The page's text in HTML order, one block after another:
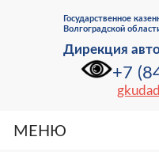
Государственное
Волгоградской
Дирекция
+7
МЕНЮ